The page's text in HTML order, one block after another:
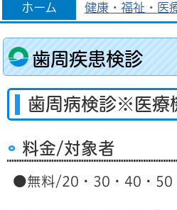
ホーム 健康・福祉・医
歯周疾患検診
歯周病検診※医療
料金/対象者
●無料/20・30・40・50